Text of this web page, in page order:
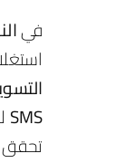
في
SMS
تحقق